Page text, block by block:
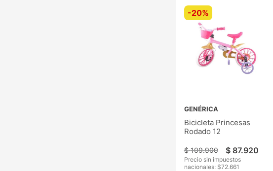
-20%
GENÉRICA
Bicicleta Princesas
Rodado 12
$ 109.900 $ 87.920
Precio sin impuestos
nacionales: $72.661